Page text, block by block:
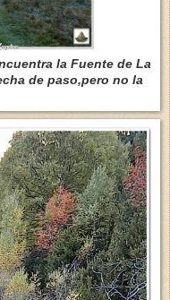
la Fuente de La
de paso,pero no la